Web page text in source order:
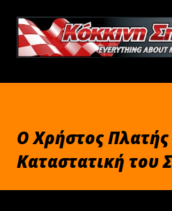
Μετάβαση στο
O Xρήστος Πλατής
Καταστατική του